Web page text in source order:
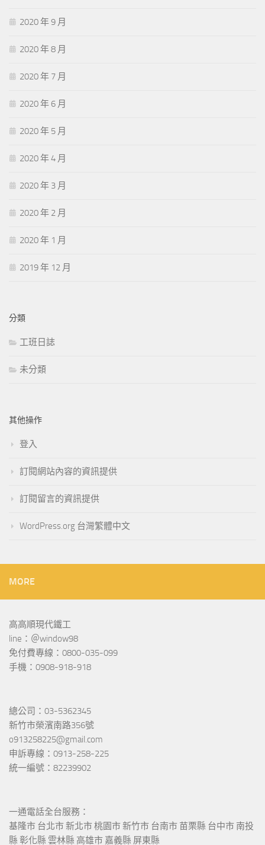
2020 年 9 月
2020 年 8 月
2020 年 7 月
2020 年 6 月
2020 年 5 月
2020 年 4 月
2020 年 3 月
2020 年 2 月
2020 年 1 月
2019 年 12 月
分類
工班日誌
未分類
其他操作
登入
訂閱網站內容的資訊提供
訂閱留言的資訊提供
WordPress.org 台灣繁體中文
MORE
高高順現代鐵工
line：＠window98
免付費專線：0800-035-099
手機：0908-918-918
總公司：03-5362345
新竹市榮濱南路356號
o913258225@gmail.com
申訴專線：0913-258-225
統一編號：82239902
一通電話全台服務：
基隆市 台北市 新北市 桃園市 新竹市 台南市 苗栗縣 台中市 南投
縣 彰化縣 雲林縣 高雄市 嘉義縣 屏東縣